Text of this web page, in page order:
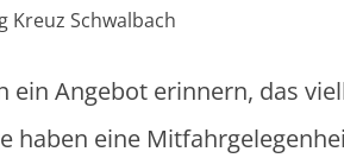
Kreuz Schwalbach
ein Angebot erinnern, das
haben eine